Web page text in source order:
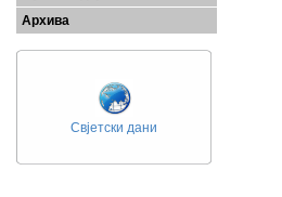
Архива
Свјетски дани